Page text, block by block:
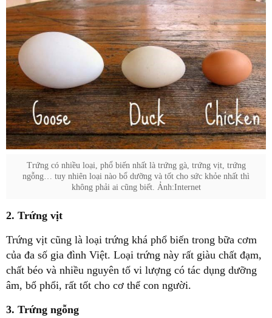
Trứng có nhiều loại, phổ biến nhất là trứng gà, trứng vịt, trứng
ngỗng… tuy nhiên loại nào bổ dưỡng và tốt cho sức khỏe nhất thì
không phải ai cũng biết. Ảnh:Internet
2. Trứng vịt
Trứng vịt cũng là loại trứng khá phổ biến trong bữa cơm
của đa số gia đình Việt. Loại trứng này rất giàu chất đạm,
chất béo và nhiều nguyên tố vi lượng có tác dụng dưỡng
âm, bổ phổi, rất tốt cho cơ thể con người.
3. Trứng ngỗng